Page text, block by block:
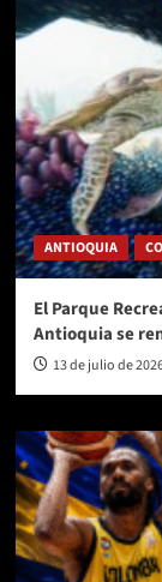
ANTIOQUIA
El Parque
Antioquia se
13 de julio de